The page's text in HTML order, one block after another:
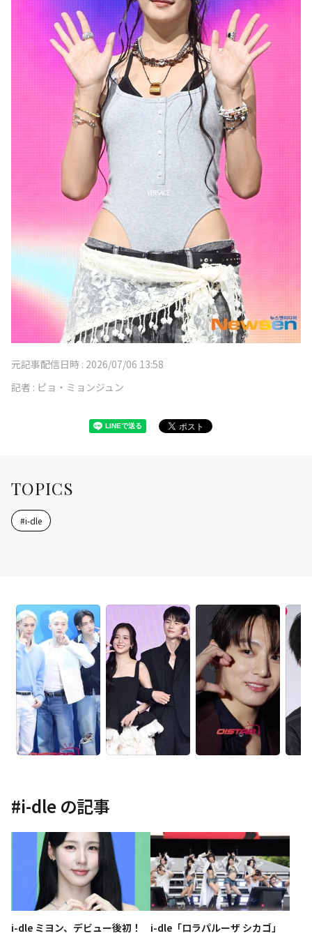
元記事配信日時 : 2026/07/06 13:58
記者 : ピョ・ミョンジュン
TOPICS
#i-dle
#i-dle の記事
i-dle ミヨン、デビュー後初！
i-dle「ロラパルーザ シカゴ」